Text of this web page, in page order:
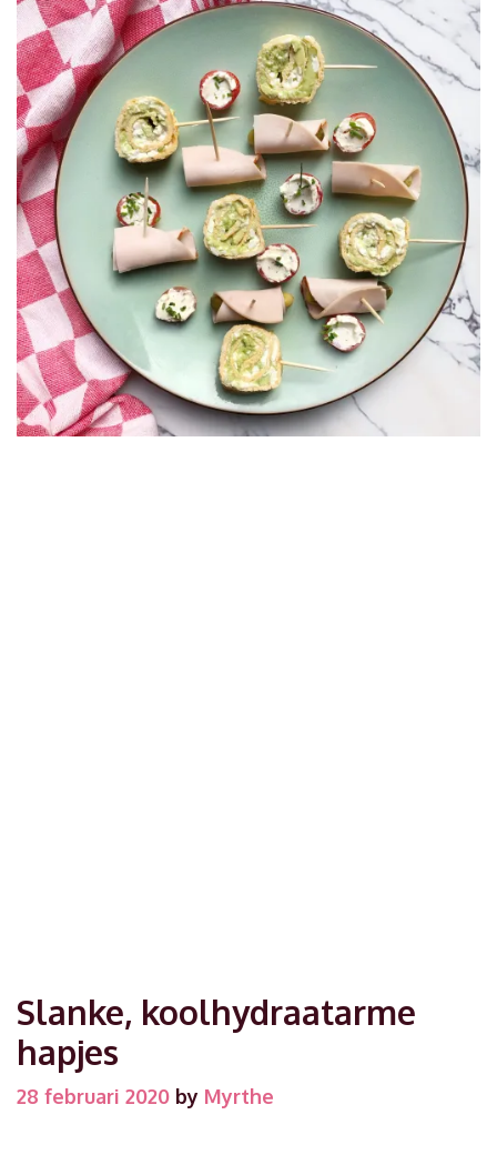
Slanke, koolhydraatarme
hapjes
28 februari 2020 by Myrthe